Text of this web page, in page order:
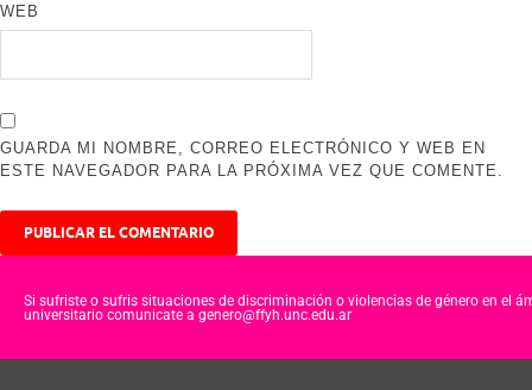
WEB
GUARDA MI NOMBRE, CORREO ELECTRÓNICO Y WEB EN
ESTE NAVEGADOR PARA LA PRÓXIMA VEZ QUE COMENTE.
Si sufriste o sufris situaciones de discriminación o violencias de género en el
universitario comunicate a genero@ffyh.unc.edu.ar